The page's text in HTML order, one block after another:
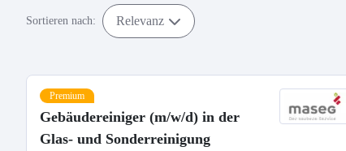
Sortieren nach: Relevanz
Premium
Gebäudereiniger (m/w/d) in der
Glas- und Sonderreinigung